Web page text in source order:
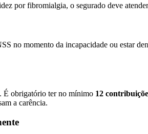
por fibromialgia, o segurado deve
no momento da incapacidade ou estar
. É obrigatório ter no mínimo 12
a carência.